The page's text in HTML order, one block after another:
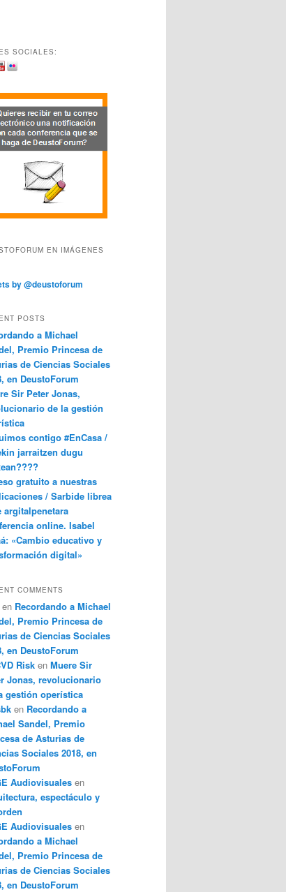
SOCIALES:
EN IMÁGENES
by @deustoforum
POSTS
a Michael
Premio Princesa de
de Ciencias Sociales
en DeustoForum
Sir Peter Jonas,
de la gestión
contigo #EnCasa /
jarraitzen dugu
gratuito a nuestras
/ Sarbide librea
argitalpenetara
online. Isabel
«Cambio educativo y
digital»
COMMENTS
en Recordando a Michael
Premio Princesa de
de Ciencias Sociales
en DeustoForum
Risk en Muere Sir
Jonas, revolucionario
gestión operística
en Recordando a
Sandel, Premio
de Asturias de
Sociales 2018, en
Audiovisuales en
espectáculo y
Audiovisuales en
a Michael
Premio Princesa de
de Ciencias Sociales
en DeustoForum